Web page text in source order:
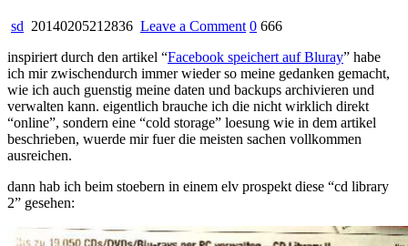
sd 20140205212836 Leave a Commenton
massenspeicherr
im
eigenbau?
0 666
inspiriert durch den artikel “Facebook speichert auf Bluray” habe
ich mir zwischendurch immer wieder so meine gedanken gemacht,
wie ich auch guenstig meine daten und backups archivieren und
verwalten kann. eigentlich brauche ich die nicht wirklich direkt
“online”, sondern eine “cold storage” loesung wie in dem artikel
beschrieben, wuerde mir fuer die meisten sachen vollkommen
ausreichen.
dann hab ich beim stoebern in einem elv prospekt diese “cd library
2” gesehen: